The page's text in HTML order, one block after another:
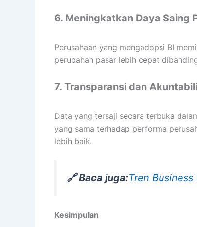
6. Meningkatkan Daya Saing
Perusahaan yang mengadopsi BI
perubahan pasar lebih cepat
7. Transparansi dan
Data yang tersaji secara terbuka
yang sama terhadap performa
lebih baik.
🔗 Baca juga:Tren
Kesimpulan